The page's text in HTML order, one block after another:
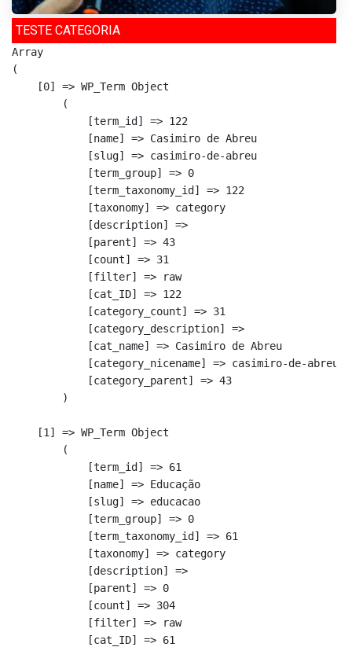
TESTE CATEGORIA
Array
(
    [0] => WP_Term Object
        (
            [term_id] => 122
            [name] => Casimiro de Abreu
            [slug] => casimiro-de-abreu
            [term_group] => 0
            [term_taxonomy_id] => 122
            [taxonomy] => category
            [description] =>
            [parent] => 43
            [count] => 31
            [filter] => raw
            [cat_ID] => 122
            [category_count] => 31
            [category_description] =>
            [cat_name] => Casimiro de Abreu
            [category_nicename] => casimiro-de-abreu
            [category_parent] => 43
        )
    [1] => WP_Term Object
        (
            [term_id] => 61
            [name] => Educação
            [slug] => educacao
            [term_group] => 0
            [term_taxonomy_id] => 61
            [taxonomy] => category
            [description] =>
            [parent] => 0
            [count] => 304
            [filter] => raw
            [cat_ID] => 61